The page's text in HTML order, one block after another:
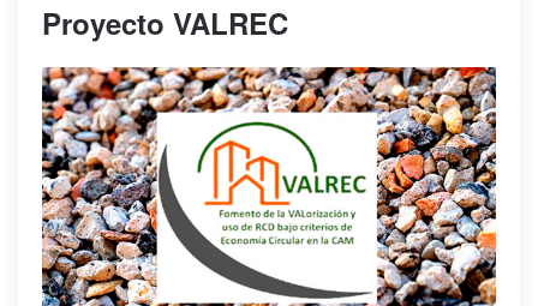
Proyecto VALREC